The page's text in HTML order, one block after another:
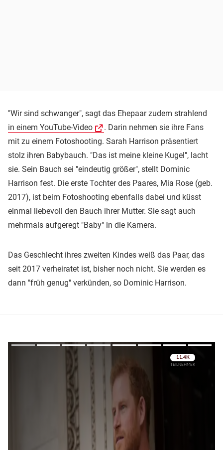
"Wir sind schwanger", sagt das Ehepaar zudem strahlend
in einem YouTube-Video
. Darin nehmen sie ihre Fans
mit zu einem Fotoshooting. Sarah Harrison präsentiert
stolz ihren Babybauch. "Das ist meine kleine Kugel", lacht
sie. Sein Bauch sei "eindeutig größer", stellt Dominic
Harrison fest. Die erste Tochter des Paares, Mia Rose (geb.
2017), ist beim Fotoshooting ebenfalls dabei und küsst
einmal liebevoll den Bauch ihrer Mutter. Sie sagt auch
mehrmals aufgeregt "Baby" in die Kamera.
Das Geschlecht ihres zweiten Kindes weiß das Paar, das
seit 2017 verheiratet ist, bisher noch nicht. Sie werden es
dann "früh genug" verkünden, so Dominic Harrison.